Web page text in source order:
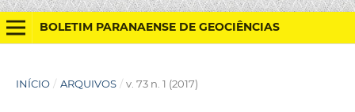
BOLETIM PARANAENSE DE GEOCIÊNCIAS
INÍCIO / ARQUIVOS / v. 73 n. 1 (2017)